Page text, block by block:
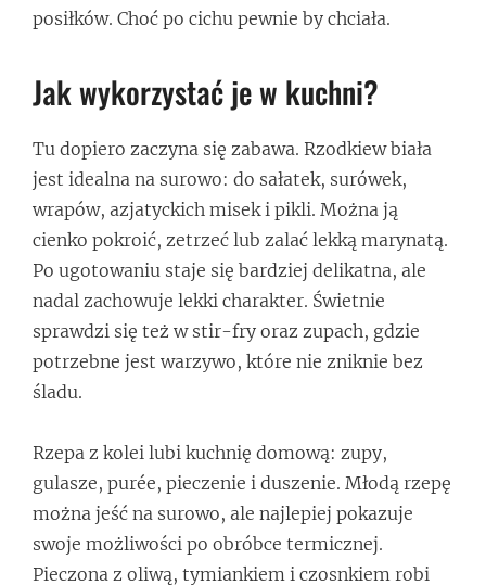
posiłków. Choć po cichu pewnie by chciała.
Jak wykorzystać je w kuchni?
Tu dopiero zaczyna się zabawa. Rzodkiew biała
jest idealna na surowo: do sałatek, surówek,
wrapów, azjatyckich misek i pikli. Można ją
cienko pokroić, zetrzeć lub zalać lekką marynatą.
Po ugotowaniu staje się bardziej delikatna, ale
nadal zachowuje lekki charakter. Świetnie
sprawdzi się też w stir-fry oraz zupach, gdzie
potrzebne jest warzywo, które nie zniknie bez
śladu.
Rzepa z kolei lubi kuchnię domową: zupy,
gulasze, purée, pieczenie i duszenie. Młodą rzepę
można jeść na surowo, ale najlepiej pokazuje
swoje możliwości po obróbce termicznej.
Pieczona z oliwą, tymiankiem i czosnkiem robi